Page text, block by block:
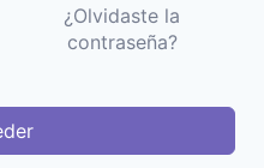
¿Olvidaste la
contraseña?